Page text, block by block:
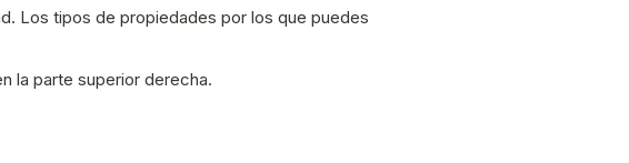
Los tipos de propiedades por los que puedes
la parte superior derecha.